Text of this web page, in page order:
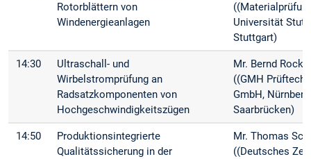
Rotorblättern von
Windenergieanlagen
Universität
Stuttgart)
14:30
Ultraschall- und
Wirbelstromprüfung an
Radsatzkomponenten von
Hochgeschwindigkeitszügen
Mr. Bernd
((GMH
GmbH,
Saarbrücken)
14:50
Produktionsintegrierte
Qualitätssicherung in der
Mr. Thomas
((Deutsches